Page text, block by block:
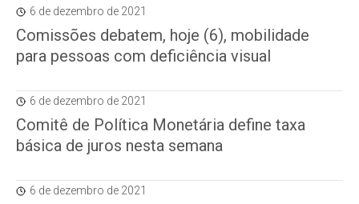
6 de dezembro de 2021
Comissões debatem, hoje (6), mobilidade
para pessoas com deficiência visual
6 de dezembro de 2021
Comitê de Política Monetária define taxa
básica de juros nesta semana
6 de dezembro de 2021